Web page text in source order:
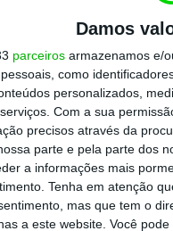
Damos
parceiros armazenamos e/
como
personalizados,
Com a sua
precisos através da
parte e pela parte dos
a informações mais
Tenha em atenção
mas que tem o
a este website. Você
para a Ásia e
empurrado para a
da eleição de
fechou os portões
Especial de
português
coletivo, a